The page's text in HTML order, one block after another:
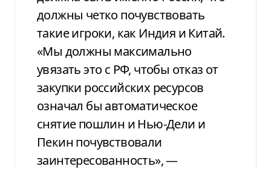
должны четко почувствовать
такие игроки, как Индия и Китай.
«Мы должны максимально
увязать это с РФ, чтобы отказ от
закупки российских ресурсов
означал бы автоматическое
снятие пошлин и Нью-Дели и
Пекин почувствовали
заинтересованность», —